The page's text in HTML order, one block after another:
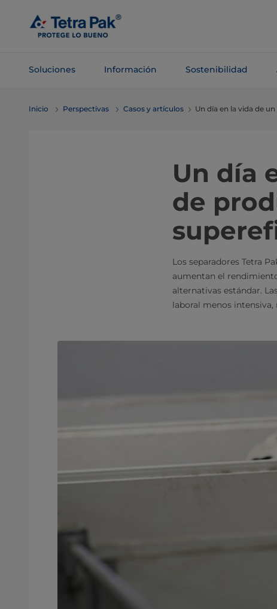
contenido
principal
Soluciones Información Sostenibilidad
navegación
Inicio Perspectivas Casos y artículos Un día en la vida de
Un día
de
Los separadores Tetra
aumentan el
alternativas estándar.
laboral menos